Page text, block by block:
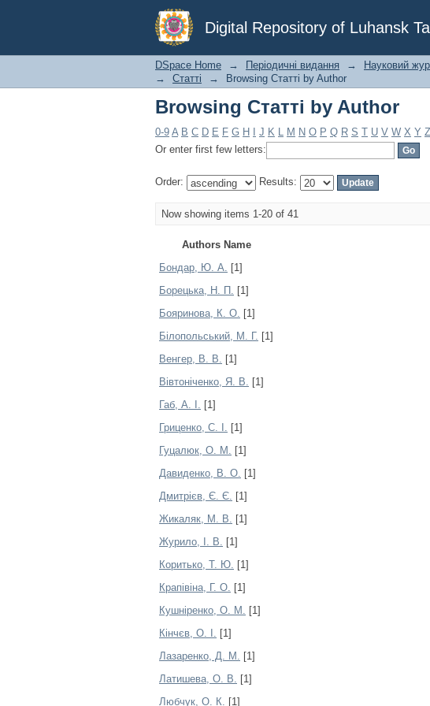
Digital Repository of Luhansk
Browsing Статті by Author
DSpace Home → Періодичні видання → Науковий
→
Статті → Browsing Статті by Author
Browsing Статті by Author
0-9 A B C D E F G H J K L M N O P Q R S T U V W X Y Z
Or enter first few letters:
Order: Results:
Now showing items 1-20 of 41
Authors Name
Бондар, Ю. А. [1]
Борецька, Н. П. [1]
Бояринова, К. О. [1]
Білопольський, М. Г. [1]
Венгер, В. В. [1]
Вівтоніченко, Я. В. [1]
Габ, А. І. [1]
Гриценко, С. І. [1]
Гуцалюк, О. М. [1]
Давиденко, В. О. [1]
Дмитрієв, Є. Є. [1]
Жикаляк, М. В. [1]
Журило, І. В. [1]
Коритько, Т. Ю. [1]
Крапівіна, Г. О. [1]
Кушніренко, О. М. [1]
Кінчєв, О. І. [1]
Лазаренко, Д. М. [1]
Латишева, О. В. [1]
Любчук, О. К. [1]